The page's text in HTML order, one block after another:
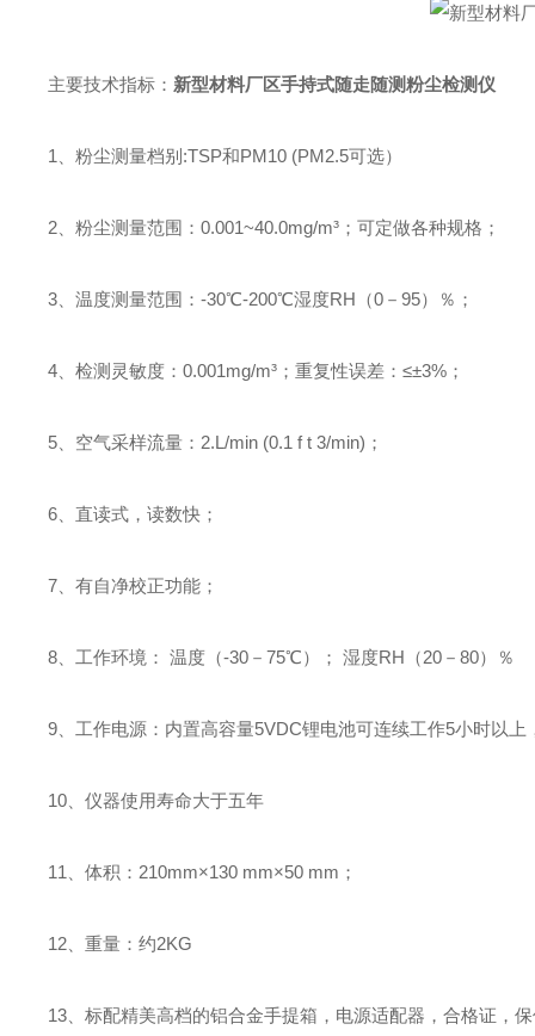
主要技术指标： 新型材料厂区手持式随走随测粉尘检测仪
1、粉尘测量档别:TSP和PM10 (PM2.5可选）
2、粉尘测量范围：0.001~40.0mg/m³；可定做各种规格；
3、温度测量范围：-30℃-200℃湿度RH（0－95）％；
4、检测灵敏度：0.001mg/m³；重复性误差：≤±3%；
5、空气采样流量：2.L/min (0.1 f t 3/min)；
6、直读式，读数快；
7、有自净校正功能；
8、工作环境： 温度（-30－75℃）； 湿度RH（20－80）％
9、工作电源：内置高容量5VDC锂电池可连续工作5小时以
10、仪器使用寿命大于五年
11、体积：210mm×130 mm×50 mm；
12、重量：约2KG
13、标配精美高档的铝合金手提箱，电源适配器，合格证，